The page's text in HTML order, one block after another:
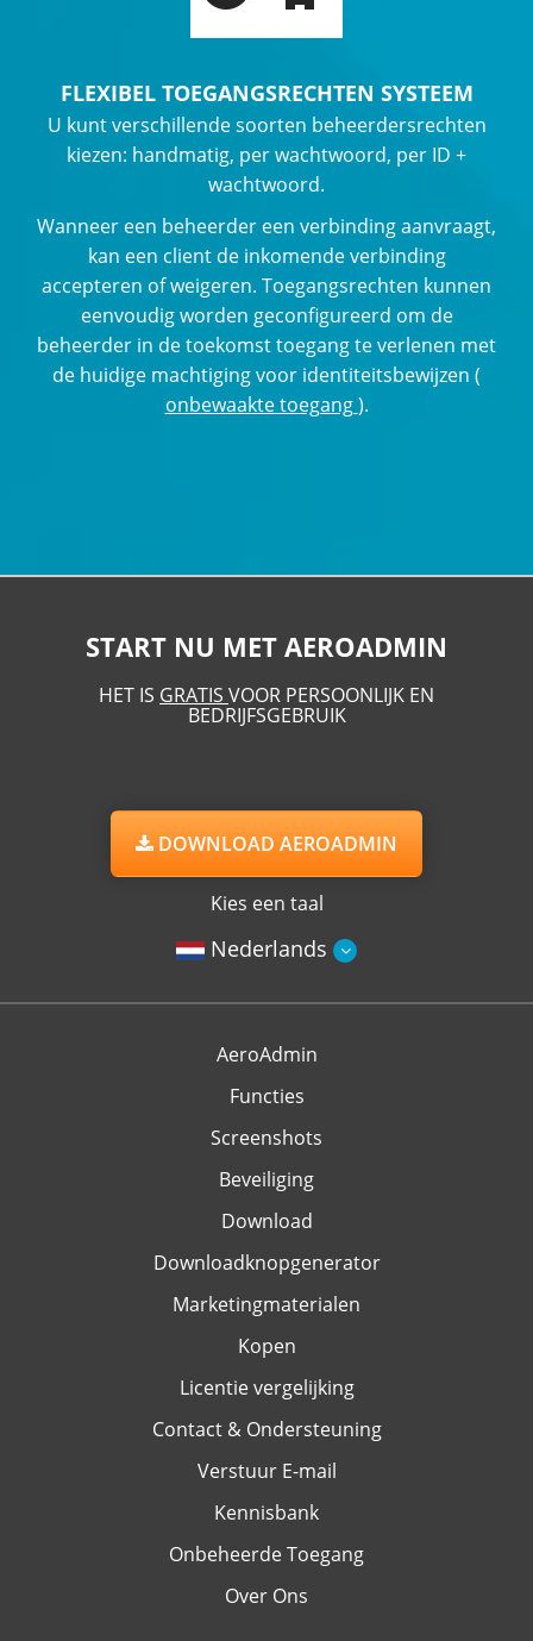
FLEXIBEL TOEGANGSRECHTEN SYSTEEM
U kunt verschillende soorten beheerdersrechten
kiezen: handmatig, per wachtwoord, per ID +
wachtwoord.
Wanneer een beheerder een verbinding aanvraagt,
kan een client de inkomende verbinding
accepteren of weigeren. Toegangsrechten kunnen
eenvoudig worden geconfigureerd om de
beheerder in de toekomst toegang te verlenen met
de huidige machtiging voor identiteitsbewijzen (
onbewaakte toegang).
START NU MET AEROADMIN
HET IS GRATIS VOOR PERSOONLIJK EN
BEDRIJFSGEBRUIK
DOWNLOAD AEROADMIN
Kies een taal
Nederlands
AeroAdmin
Functies
Screenshots
Beveiliging
Download
Downloadknopgenerator
Marketingmaterialen
Kopen
Licentie vergelijking
Contact & Ondersteuning
Verstuur E-mail
Kennisbank
Onbeheerde Toegang
Over Ons